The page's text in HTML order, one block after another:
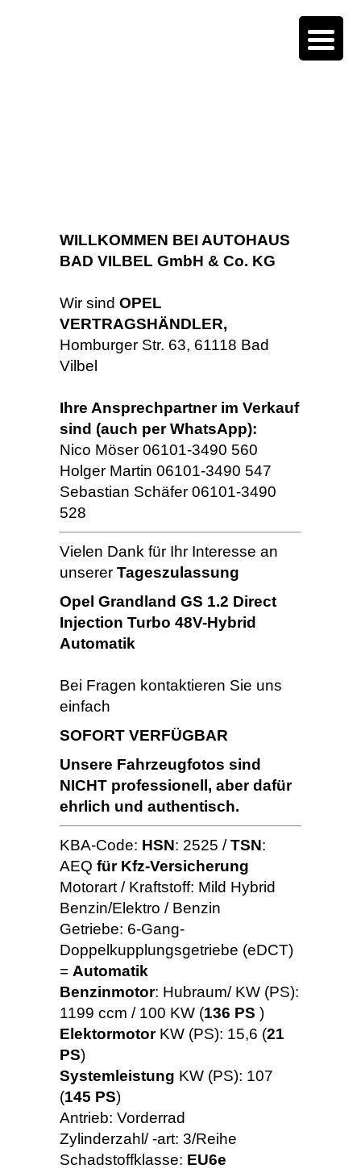
WILLKOMMEN BEI AUTOHAUS
BAD VILBEL GmbH & Co. KG
Wir sind OPEL
VERTRAGSHÄNDLER,
Homburger Str. 63, 61118 Bad
Vilbel
Ihre Ansprechpartner im Verkauf
sind (auch per WhatsApp):
Nico Möser 06101-3490 560
Holger Martin 06101-3490 547
Sebastian Schäfer 06101-3490
528
Vielen Dank für Ihr Interesse an
unserer Tageszulassung
Opel Grandland GS 1.2 Direct
Injection Turbo 48V-Hybrid
Automatik
Bei Fragen kontaktieren Sie uns
einfach
SOFORT VERFÜGBAR
Unsere Fahrzeugfotos sind
NICHT professionell, aber dafür
ehrlich und authentisch.
KBA-Code: HSN: 2525 /TSN:
AEQ für Kfz-Versicherung
Motorart / Kraftstoff: Mild Hybrid
Benzin/Elektro / Benzin
Getriebe: 6-Gang-
Doppelkupplungsgetriebe (eDCT)
= Automatik
Benzinmotor: Hubraum/ KW (PS):
1199 ccm / 100 KW (136 PS )
Elektormotor KW (PS): 15,6 (21
PS)
Systemleistung KW (PS): 107
(145 PS)
Antrieb: Vorderrad
Zylinderzahl/ -art: 3/Reihe
Schadstoffklasse: EU6e